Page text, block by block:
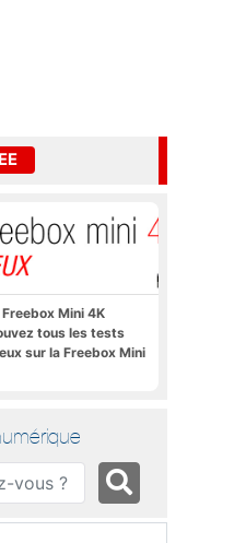
Mini 4K
tous les tests
sur la Freebox Mini